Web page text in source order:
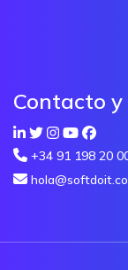
Contacto y
+34 91 198 20